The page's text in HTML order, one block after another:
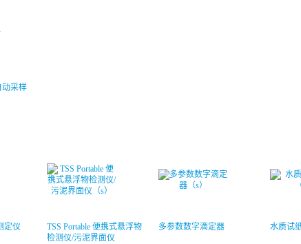
动采样
定仪
TSS Portable 便携式悬浮物
检测仪/污泥界面仪
多参数数字滴定器 水质试